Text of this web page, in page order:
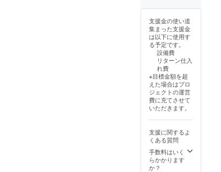
実(水戸
漬け原
材料：
甜菜糖
(国内製
造)、甜
菜糖液
製造)(甜
菜[北海
道産]) ●
保存方
法：直
射日
温多湿
を避け
て常温
保存 ●
賞味期
ふくゆ
い 容
量：
780ml ●
原材料
名：原
材料名
うめ果
実(水戸
市産) ●
漬け原
材料：
甜菜糖
(国内製
造)、甜
菜糖液
糖(国内
製造)(甜
菜[北海
道産]) ●
540円
(納豆)}
+ 送料
1340円
(梱包料
含む・
クール
便+220
円)} × 4
めで
ひこの
機会
に、水
戸で受
け継が
れてき
味を木
桶と共
に楽し
んでい
ただけ
れば幸
す。 名
称：水
戸の梅
ふくゆ
い 容
けた梅
お届
け。
・完
成した
梅干し
30kg
大5回に
分けて
指定先
へ発送
可能。
熟成・
しの自
由度
・最
大3年間
まで弊
「雨下
」「副
将
軍」）
で 実際
に使わ
れてい
リット
ルのウ
イス
キー樽
を特別
に譲り
その樽
で梅干
しを仕
込む、
新しい
支援金の使い道
集まった支援金
は以下に使用す
る予定です。
設備費
リターン仕入
れ費
※目標金額を超
えた場合はプロ
ジェクトの運営
費に充てさせて
いただきます。
支援に関するよ
くある質問
手数料はいく
らかかります
か？